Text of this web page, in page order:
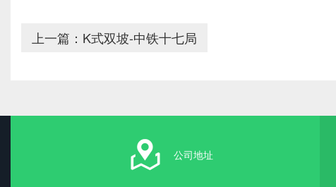
上一篇：K式双坡-中铁十七局
公司地址